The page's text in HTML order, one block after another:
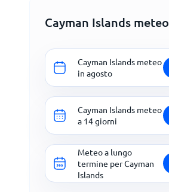
Cayman Islands meteo
Cayman Islands meteo
in agosto
Cayman Islands meteo
a 14 giorni
Meteo a lungo
termine per Cayman
Islands